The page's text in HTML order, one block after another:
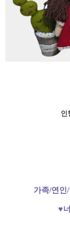
인
가족/연인
♥